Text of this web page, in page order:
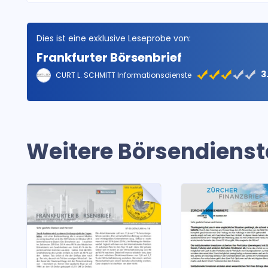
Dies ist eine exklusive Leseprobe von:
Frankfurter Börsenbrief
CURT L. SCHMITT Informationsdienste
Weitere